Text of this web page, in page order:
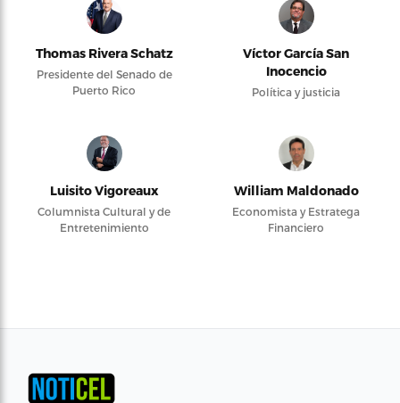
Thomas Rivera Schatz
Presidente del Senado de
Puerto Rico
Víctor García San
Inocencio
Política y justicia
Luisito Vigoreaux
Columnista Cultural y de
Entretenimiento
William Maldonado
Economista y Estratega
Financiero